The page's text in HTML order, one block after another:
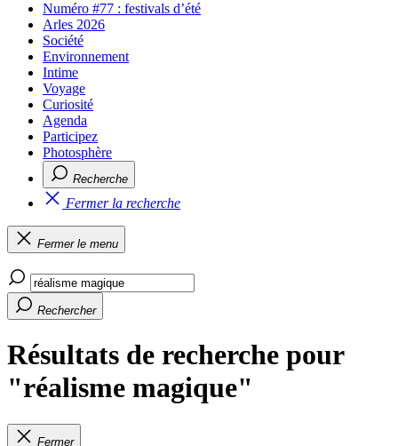
Numéro #77 : festivals d’été
Arles 2026
Société
Environnement
Intime
Voyage
Curiosité
Agenda
Participez
Photosphère
Recherche
Fermer la recherche
Fermer le menu
Rechercher
Résultats de recherche pour
"réalisme magique"
Fermer